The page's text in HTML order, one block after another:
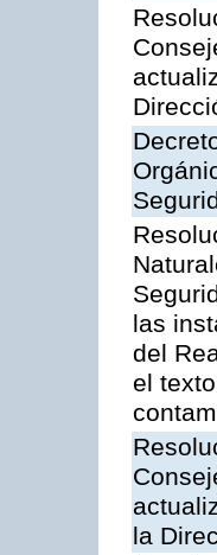
las
del
el
la